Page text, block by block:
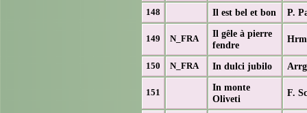
148 Il est bel et bon P.
149 N_FRA
Il gêle à pierre
fendre
150 N_FRA In dulci jubilo
151
In monte
Oliveti
F.